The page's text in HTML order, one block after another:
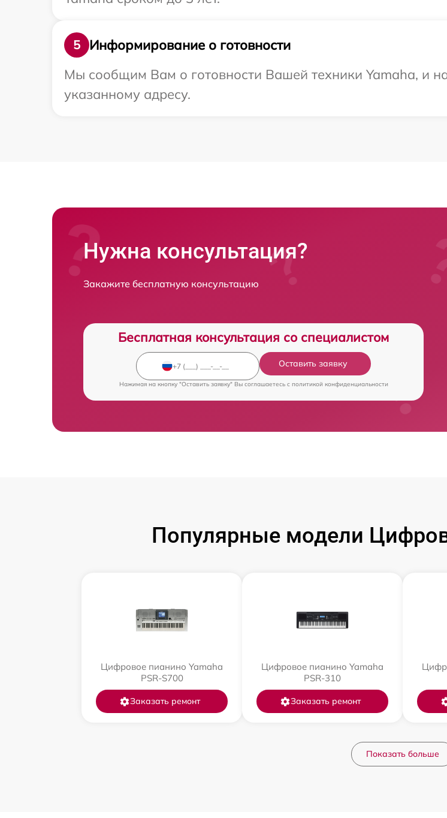
5
Информирование о готовности
Мы сообщим Вам о готовности Вашей техники Yamaha, и
указанному адресу.
Нужна консультация?
Закажите бесплатную консультацию
Бесплатная консультация со специалистом
Оставить заявку
Нажимая на кнопку "Оставить заявку" Вы соглашаетесь c политикой конфиденциальности
Популярные модели
Цифровое пианино Yamaha
PSR-S700
Заказать ремонт
Цифровое пианино Yamaha
PSR-310
Заказать ремонт
Показать больше